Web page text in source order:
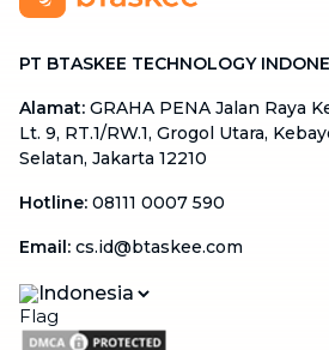
PT BTASKEE TECHNOLOGY
Alamat: GRAHA PENA Jalan Raya
Lt. 9, RT.1/RW.1, Grogol Utara,
Selatan, Jakarta 12210
Hotline: 08111 0007 590
Email: cs.id@btaskee.com
Indonesia